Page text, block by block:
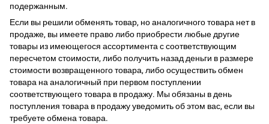
подержанным.
Если вы решили обменять товар, но аналогичного товара нет в
продаже, вы имеете право либо приобрести любые другие
товары из имеющегося ассортимента с соответствующим
пересчетом стоимости, либо получить назад деньги в размере
стоимости возвращенного товара, либо осуществить обмен
товара на аналогичный при первом поступлении
соответствующего товара в продажу. Мы обязаны в день
поступления товара в продажу уведомить об этом вас, если вы
требуете обмена товара.